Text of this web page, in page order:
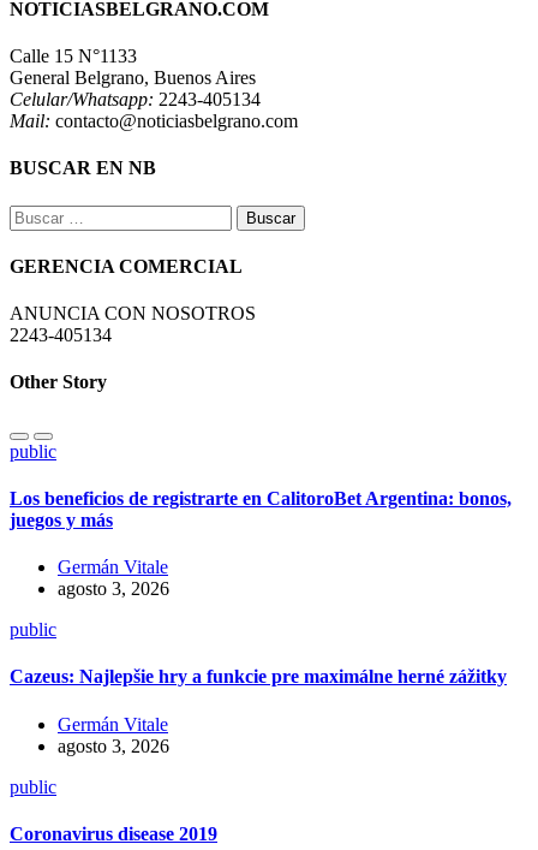
NOTICIASBELGRANO.COM
Calle 15 N°1133
General Belgrano, Buenos Aires
Celular/Whatsapp: 2243-405134
Mail: contacto@noticiasbelgrano.com
BUSCAR EN NB
Buscar:
GERENCIA COMERCIAL
ANUNCIA CON NOSOTROS
2243-405134
Other Story
public
Los beneficios de registrarte en CalitoroBet Argentina: bonos,
juegos y más
Germán Vitale
agosto 3, 2026
public
Cazeus: Najlepšie hry a funkcie pre maximálne herné zážitky
Germán Vitale
agosto 3, 2026
public
Coronavirus disease 2019